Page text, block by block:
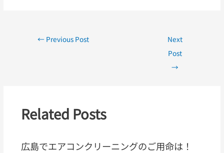
← Previous Post
Next
Post
→
Related Posts
広島でエアコンクリーニングのご用命は！